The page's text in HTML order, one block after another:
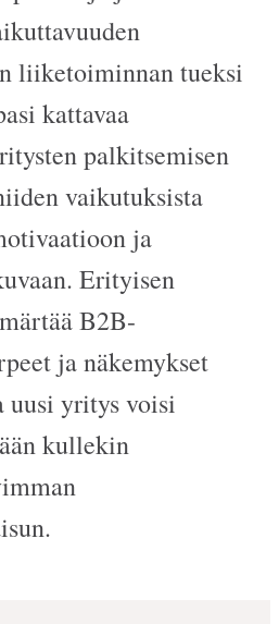
liiketoiminnan tueksi
kattavaa
palkitsemisen
vaikutuksista
ja
Erityisen
B2B-
ja näkemykset
uusi yritys voisi
kullekin